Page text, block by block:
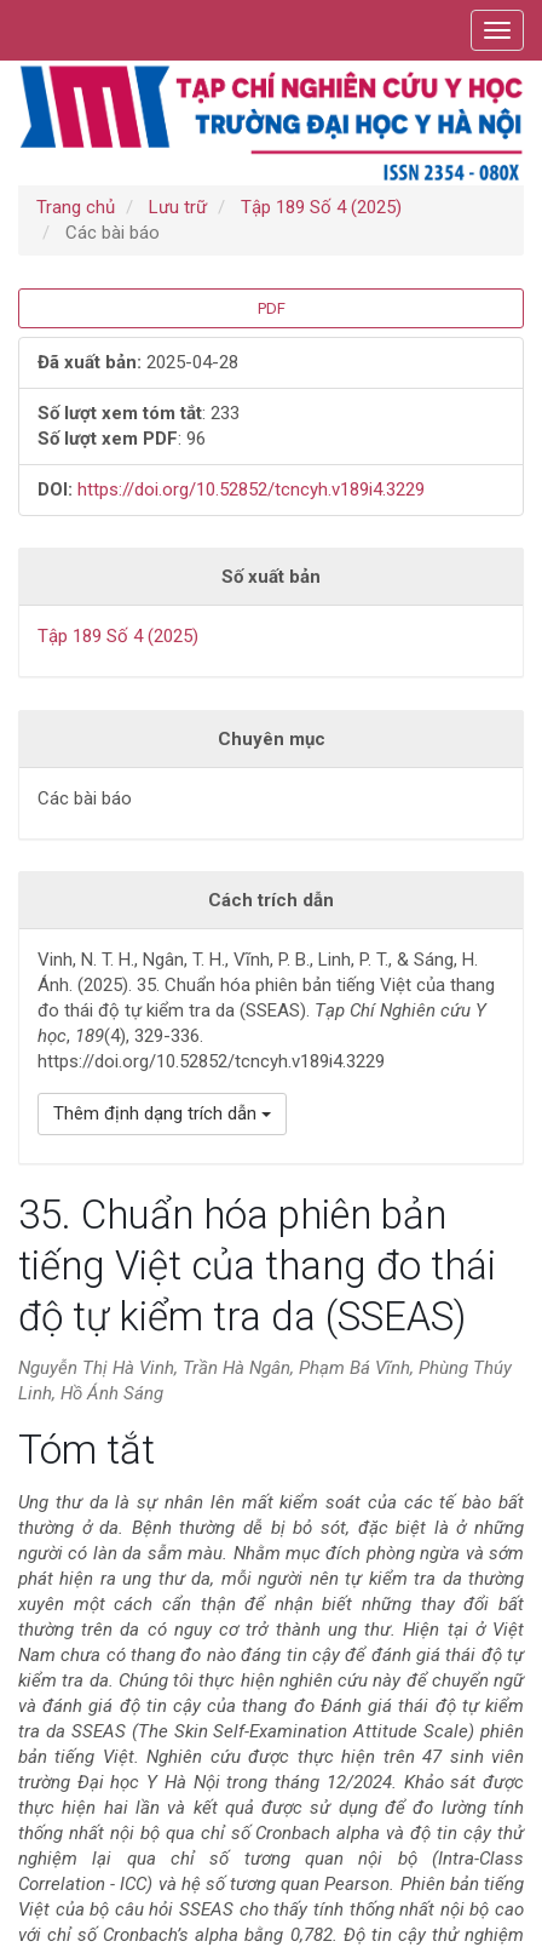
chính
Nội
dung
chính
Trang chủ Lưu trữ
Tập 189 Số 4 (2025)
Các bài báo
Thanh
bên
bài
viết
PDF
Đã xuất bản: 2025-04-28
Số lượt xem tóm tắt: 233
Số lượt xem PDF: 96
DOI: https://doi.org/10.52852/tcncyh.v189i4.3229
Số xuất bản
Tập 189 Số 4 (2025)
Chuyên mục
Các bài báo
Cách trích dẫn
Vinh, N. T. H., Ngân, T. H., Vĩnh, P. B., Linh, P. T., & Sáng, H.
Ánh. (2025). 35. Chuẩn hóa phiên bản tiếng Việt của thang
đo thái độ tự kiểm tra da (SSEAS). Tạp Chí Nghiên cứu Y
học, 189(4), 329-336.
https://doi.org/10.52852/tcncyh.v189i4.3229
Thêm định dạng trích dẫn
35. Chuẩn hóa phiên bản
tiếng Việt của thang đo thái
độ tự kiểm tra da (SSEAS)
Nguyễn Thị Hà Vinh, Trần Hà Ngân, Phạm Bá Vĩnh, Phùng Thúy
Linh, Hồ Ánh Sáng
Nội
dung
chính
của
bài
viết
Tóm tắt
Ung thư da là sự nhân lên mất kiểm soát của các tế bào bất
thường ở da. Bệnh thường dễ bị bỏ sót, đặc biệt là ở những
người có làn da sẫm màu. Nhằm mục đích phòng ngừa và sớm
phát hiện ra ung thư da, mỗi người nên tự kiểm tra da thường
xuyên một cách cẩn thận để nhận biết những thay đổi bất
thường trên da có nguy cơ trở thành ung thư. Hiện tại ở Việt
Nam chưa có thang đo nào đáng tin cậy để đánh giá thái độ tự
kiểm tra da. Chúng tôi thực hiện nghiên cứu này để chuyển ngữ
và đánh giá độ tin cậy của thang đo Đánh giá thái độ tự kiểm
tra da SSEAS (The Skin Self-Examination Attitude Scale) phiên
bản tiếng Việt. Nghiên cứu được thực hiện trên 47 sinh viên
trường Đại học Y Hà Nội trong tháng 12/2024. Khảo sát được
thực hiện hai lần và kết quả được sử dụng để đo lường tính
thống nhất nội bộ qua chỉ số Cronbach alpha và độ tin cậy thử
nghiệm lại qua chỉ số tương quan nội bộ (Intra-Class
Correlation - ICC) và hệ số tương quan Pearson. Phiên bản tiếng
Việt của bộ câu hỏi SSEAS cho thấy tính thống nhất nội bộ cao
với chỉ số Cronbach’s alpha bằng 0,782. Độ tin cậy thử nghiệm